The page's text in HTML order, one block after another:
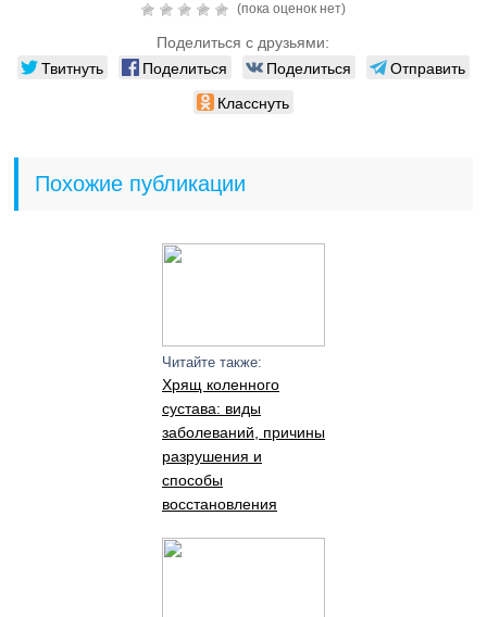
(пока оценок нет)
Поделиться с друзьями:
Твитнуть Поделиться Поделиться
Отправить
Класснуть
Похожие публикации
Читайте также:
Хрящ коленного
сустава: виды
заболеваний, причины
разрушения и
способы
восстановления